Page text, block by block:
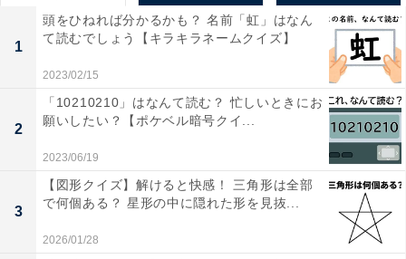
1
頭をひねれば分かるかも？ 名前「虹」はなん
て読むでしょう【キラキラネームクイズ】
2023/02/15
2
「10210210」はなんて読む？ 忙しいときにお
願いしたい？【ポケベル暗号クイ...
2023/06/19
3
【図形クイズ】解けると快感！ 三角形は全部
で何個ある？ 星形の中に隠れた形を見抜...
2026/01/28